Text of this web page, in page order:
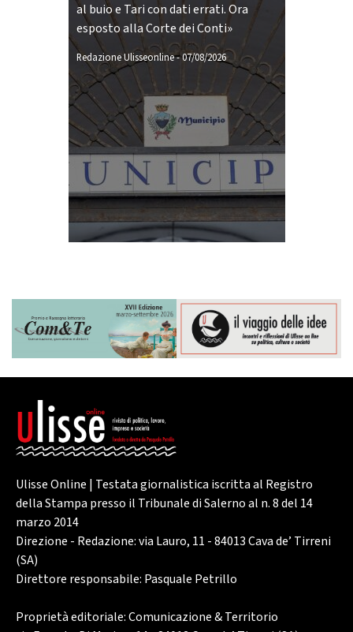
al buio e Tari con dati errati. Ora
esposto alla Corte dei Conti»
Redazione Ulisseonline-07/08/2026
Ulisse Online | Testata giornalistica iscritta al Registro
della Stampa presso il Tribunale di Salerno al n. 8 del 14
marzo 2014
Direzione - Redazione: via Lauro, 11 - 84013 Cava de’ Tirreni
(SA)
Direttore responsabile: Pasquale Petrillo
Proprietà editoriale: Comunicazione & Territorio